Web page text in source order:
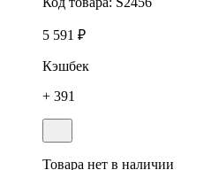
5 591 ₽
Кэшбек
+ 391
Товара нет в наличии